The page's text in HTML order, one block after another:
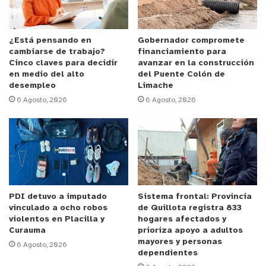
especificó los lugares que podrían estar
disponibles en juntas de vecinos, escuelas o
colegios, relacionados con el manejo en temas de
seguridad, distribución de suministros y la
atención a personas vulnerables, entre otros.
También se expusieron las labores a realizar en el
marco del Plan Otoño- Invierno, que dentro de
ellas, se contempla la limpieza de 2500 metros de
cauces y 448 drenajes y rejillas de aguas lluvia en
Quillota.
El evento contó con la presencia del alcalde de
Quillota, Oscar Calderón Sánchez, la Oficina de
Gestión de Riesgo de Desastres, Gas Valpo, Cruz
Roja, personal del Hospital Biprovincial Quillota –
Petorca, Gendarmería, Carabineros, PDI, Samu,
¿Está pensando en
cambiarse de trabajo?
Cinco claves para decidir
en medio del alto
desempleo
6 Agosto, 2026
Gobernador compromete
financiamiento para
avanzar en la construcción
del Puente Colón de
Limache
6 Agosto, 2026
PDI detuvo a imputado
vinculado a ocho robos
violentos en Placilla y
Curauma
6 Agosto, 2026
Sistema frontal: Provincia
de Quillota registra 833
hogares afectados y
prioriza apoyo a adultos
mayores y personas
dependientes